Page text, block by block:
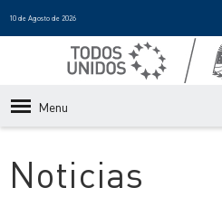
10 de Agosto de 2026
Menu
Noticias